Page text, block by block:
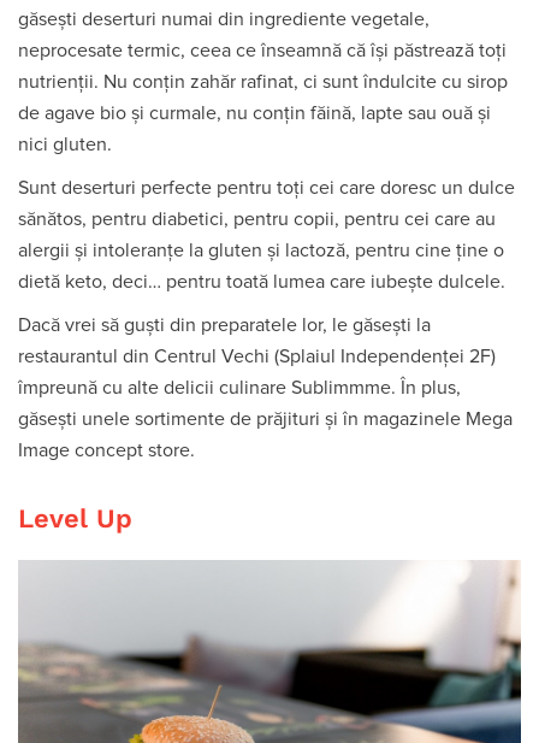
găsești deserturi numai din ingrediente vegetale,
neprocesate termic, ceea ce înseamnă că își păstrează toți
nutrienții. Nu conțin zahăr rafinat, ci sunt îndulcite cu sirop
de agave bio și curmale, nu conțin făină, lapte sau ouă și
nici gluten.
Sunt deserturi perfecte pentru toți cei care doresc un dulce
sănătos, pentru diabetici, pentru copii, pentru cei care au
alergii și intoleranțe la gluten și lactoză, pentru cine ține o
dietă keto, deci… pentru toată lumea care iubește dulcele.
Dacă vrei să guști din preparatele lor, le găsești la
restaurantul din Centrul Vechi (Splaiul Independenței 2F)
împreună cu alte delicii culinare Sublimmme. În plus,
găsești unele sortimente de prăjituri și în magazinele Mega
Image concept store.
Level Up